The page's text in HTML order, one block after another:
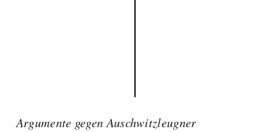
Argumente gegen Auschwitzleugner